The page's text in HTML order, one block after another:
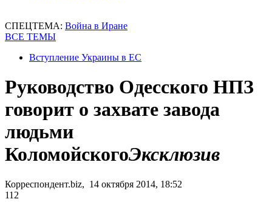
СПЕЦТЕМА: Война в Иране
ВСЕ ТЕМЫ
Вступление Украины в ЕС
Руководство Одесского НПЗ
говорит о захвате завода
людьми
КоломойскогоЭксклюзив
Корреспондент.biz, 14 октября 2014, 18:52
112